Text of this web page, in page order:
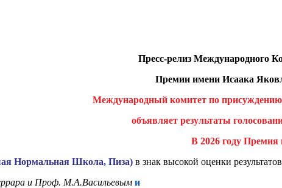
Пресс-релиз Международного
Премии имени Исаака
Международный комитет по
объявляет результаты
В 2026 году Премия
Нормальная Школа, Пиза) в знак высокой оценки
и Проф. М.А.Васильевым и